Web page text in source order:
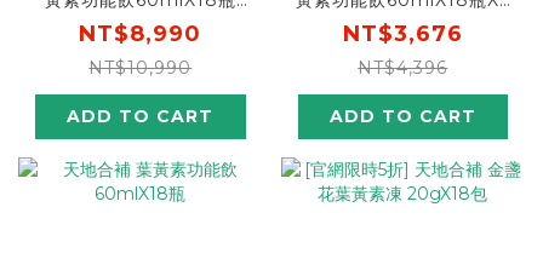
X10盒 [結帳輸入go88，
折後價$7911，屯貨這組最
划算!]
NT$8,990
NT$10,990
ADD TO CART
盒 [結帳輸入go300，折後
價$3376，單瓶不到50元!]
NT$3,676
NT$4,396
ADD TO CART